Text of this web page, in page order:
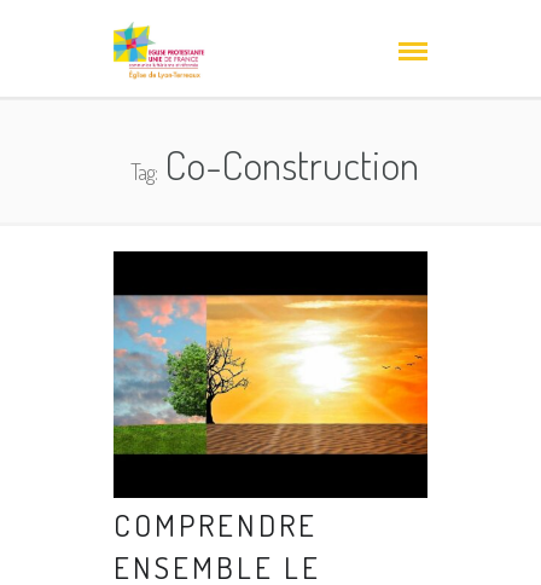
Tag:Co-Construction
COMPRENDRE
ENSEMBLE LE